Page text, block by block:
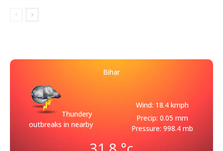
Bihar
Thundery
outbreaks in nearby
Wind: 18.4 kmph
Precip: 0.05 mm
Pressure: 998.4 mb